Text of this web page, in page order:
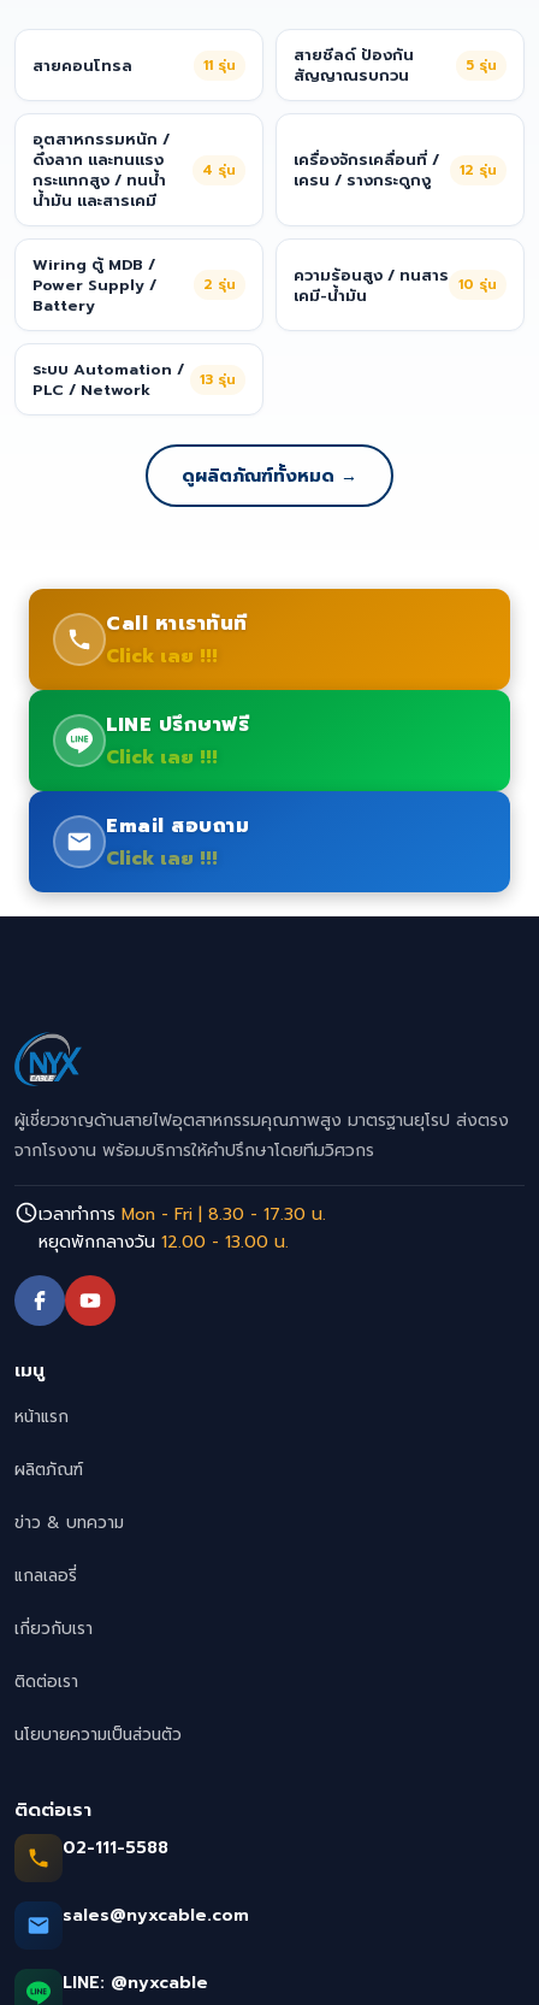
สายคอนโทรล 11 รุ่น
สายชีลด์ ป้องกัน
สัญญาณรบกวน
5 รุ่น
อุตสาหกรรมหนัก /
ดึงลาก และทนแรง
กระแทกสูง / ทนน้ำ
น้ำมัน และสารเคมี
4 รุ่น
เครื่องจักรเคลื่อนที่ /
เครน / รางกระดูกงู
12 รุ่น
Wiring ตู้ MDB /
Power Supply /
Battery
2 รุ่น
ความร้อนสูง / ทนสาร
เคมี-น้ำมัน
10 รุ่น
ระบบ Automation /
PLC / Network
13 รุ่น
ดูผลิตภัณฑ์ทั้งหมด →
Call หาเราทันที
Click เลย !!!
LINE ปรึกษาฟรี
Click เลย !!!
Email สอบถาม
Click เลย !!!
ผู้เชี่ยวชาญด้านสายไฟอุตสาหกรรมคุณภาพสูง มาตรฐานยุโรป ส่งตรง
จากโรงงาน พร้อมบริการให้คำปรึกษาโดยทีมวิศวกร
เวลาทำการ Mon - Fri | 8.30 - 17.30 น.
หยุดพักกลางวัน 12.00 - 13.00 น.
เมนู
หน้าแรก
ผลิตภัณฑ์
ข่าว & บทความ
แกลเลอรี่
เกี่ยวกับเรา
ติดต่อเรา
นโยบายความเป็นส่วนตัว
ติดต่อเรา
02-111-5588
sales@nyxcable.com
LINE: @nyxcable